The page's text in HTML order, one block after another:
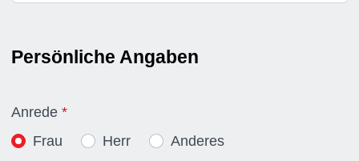
Persönliche Angaben
Anrede
Frau
Herr Anderes